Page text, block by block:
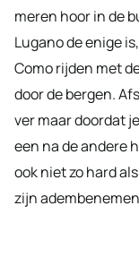
meren hoor in de
Lugano de enige
Como rijden met
door de bergen.
ver maar doordat
een na de andere
ook niet zo hard
zijn